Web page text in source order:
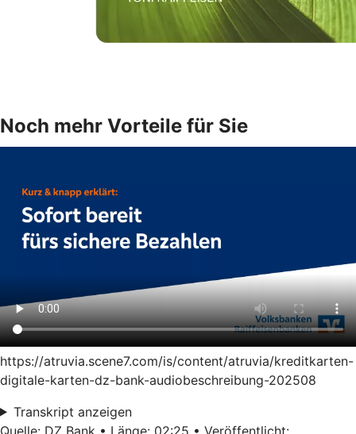
Noch mehr Vorteile für Sie
https://atruvia.scene7.com/is/content/atruvia/kreditkarten-
digitale-karten-dz-bank-audiobeschreibung-202508
Transkript anzeigen
Quelle: DZ Bank • Länge: 02:25 • Veröffentlicht: